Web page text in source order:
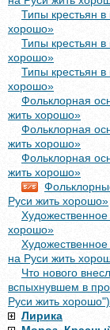
Типы крестьян
хорошо»
Типы крестьян
хорошо»
Типы крестьян
хорошо»
Фольклорная
жить хорошо»
Фольклорная
жить хорошо»
Фольклорная
жить хорошо»
Руси жить хорошо»
хорошо»
на Руси жить
Что нового
вспыхнувшем в
Руси жить хорошо")
Лирика